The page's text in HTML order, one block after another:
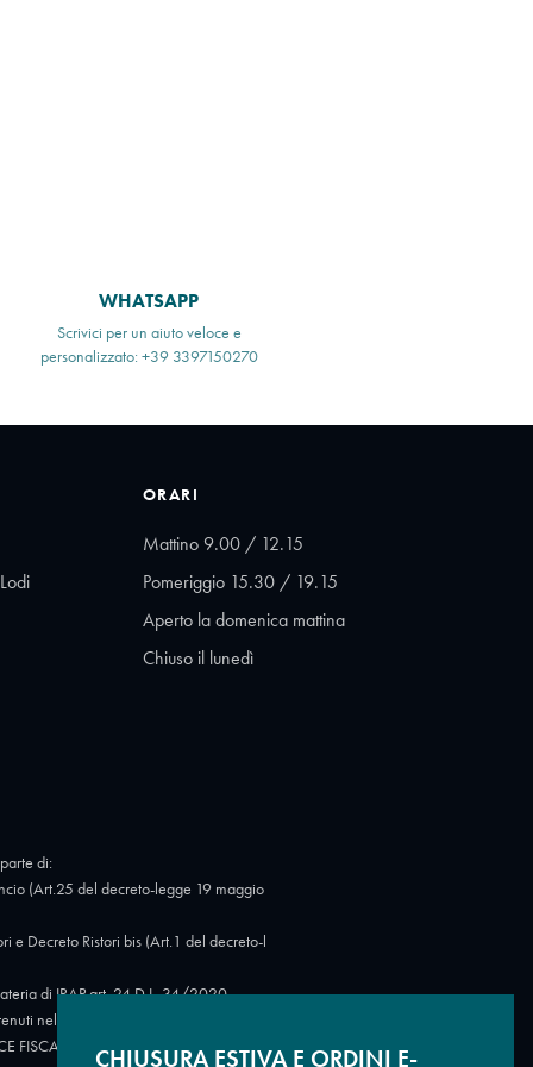
WHATSAPP
Scrivici per un aiuto veloce e
personalizzato: +39 3397150270
ORARI
Mattino 9.00 / 12.15
Pomeriggio 15.30 / 19.15
Aperto la domenica mattina
Chiuso il lunedì
di:
(Art.25 del decreto-legge 19 maggio
Decreto Ristori bis (Art.1 del decreto-l
di IRAP art. 24 D.L. 34/2020.
nel Registro nazionale degli aiuti di
FISCALE: 07723780966.https://ww
CHIUSURA ESTIVA E ORDINI E-